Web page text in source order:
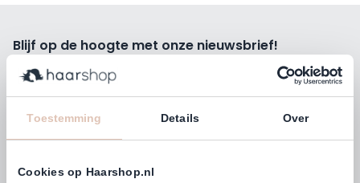
Toestemming Details Over
Cookies op Haarshop.nl
Blijf op de hoogte met onze nieuwsbrief!
Ontvang wekelijks de beste kortingsacties, tips en nieuws
rechtstreeks in jou e-mailbox.
E-mailadres
Inschrijven
Volg ons